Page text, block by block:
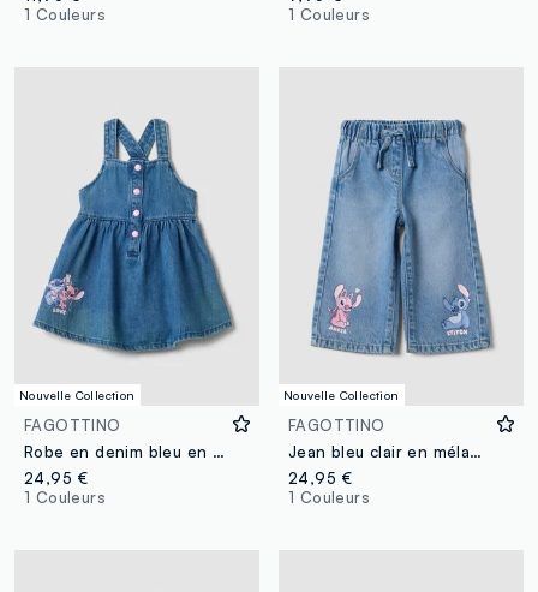
1 Couleurs
1 Couleurs
Nouvelle Collection
FAGOTTINO
Robe en denim bleu en mélange coton et viscose avec imprimé Lilo & Stitch pour bébé fille
24,95 €
1 Couleurs
Nouvelle Collection
FAGOTTINO
Jean bleu clair en mélange coton et lyocell avec imprimé Lilo & Stitch pour bébé fille
24,95 €
1 Couleurs